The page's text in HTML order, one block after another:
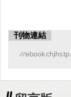
實體教學。
本研究採用問卷
刊物連結
//